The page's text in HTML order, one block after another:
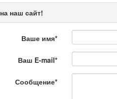
хроники. Анализ
наш сайт!
Ваше имя*
Ваш E-mail*
Сообщение*